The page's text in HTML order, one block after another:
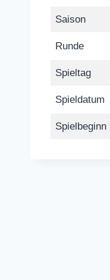
Saison
Runde
Spieltag
Spieldatum
Spielbeginn